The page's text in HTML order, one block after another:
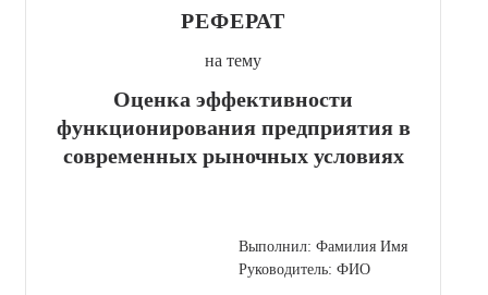
РЕФЕРАТ
на тему
Оценка эффективности
функционирования предприятия в
современных рыночных условиях
Выполнил: Фамилия Имя
Руководитель: ФИО